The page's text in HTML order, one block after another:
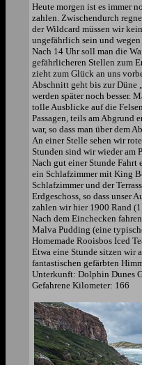
Heute morgen ist es immer
zahlen. Zwischendurch
der Wildcard müssen wir
ungefährlich sein und
Nach 14 Uhr soll man die
gefährlicheren Stellen zum
zieht zum Glück an uns
Abschnitt geht bis zur Düne
werden später noch besser.
tolle Ausblicke auf die
Passagen, teils am Abgrund
war, so dass man über dem
An einer Stelle sehen wir
Stunden sind wir wieder am
Nach gut einer Stunde Fahrt
ein Schlafzimmer mit King
Schlafzimmer und der
Erdgeschoss, so dass unser
zahlen wir hier 1900 Rand
Nach dem Einchecken
Malva Pudding (eine
Homemade Rooisbos Iced
Etwa eine Stunde sitzen wir
fantastischen gefärbten
Unterkunft: Dolphin Dunes
Gefahrene Kilometer: 166